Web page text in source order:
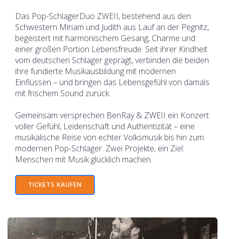
Das Pop-SchlagerDuo ZWEII, bestehend aus den
Schwestern Miriam und Judith aus Lauf an der Pegnitz,
begeistert mit harmonischem Gesang, Charme und
einer großen Portion Lebensfreude. Seit ihrer Kindheit
vom deutschen Schlager geprägt, verbinden die beiden
ihre fundierte Musikausbildung mit modernen
Einflüssen – und bringen das Lebensgefühl von damals
mit frischem Sound zurück.
Gemeinsam versprechen BenRay & ZWEII ein Konzert
voller Gefühl, Leidenschaft und Authentizität – eine
musikalische Reise von echter Volksmusik bis hin zum
modernen Pop-Schlager. Zwei Projekte, ein Ziel:
Menschen mit Musik glücklich machen.
TICKETS KAUFEN